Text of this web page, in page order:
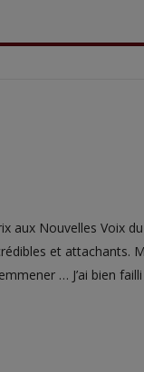
aux Nouvelles Voix
et attachants.
… J’ai bien